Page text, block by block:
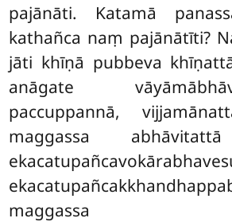
pajānāti. Katamā
kathañca naṃ pajānātīti?
jāti khīṇā pubbeva
anāgate
paccuppannā,
maggassa
maggassa